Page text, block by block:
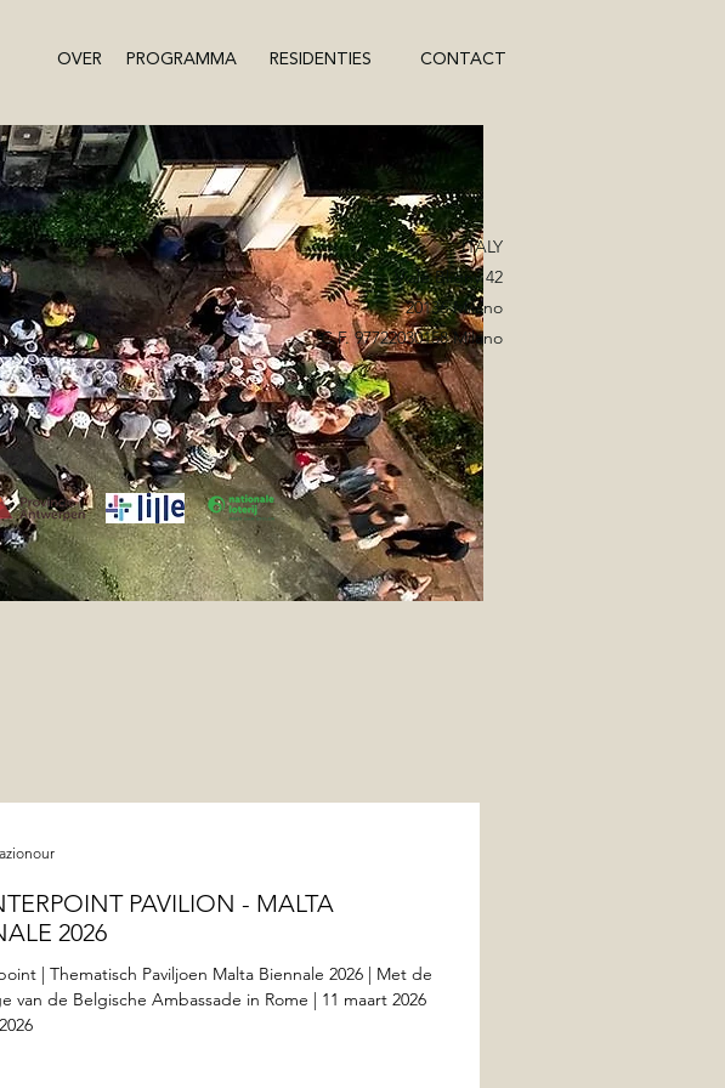
OVER PROGRAMMA RESIDENTIES CONTACT
PAVILION - MALTA
2026
| Thematisch Paviljoen Malta Biennale 2026 | Met de
van de Belgische Ambassade in Rome | 11 maart 2026
ITALY
Viale Bligny 42
20136 Milano
C.F. 97722030158 Milano